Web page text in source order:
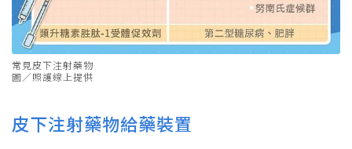
常見皮下注射藥物
圖／照護線上提供
皮下注射藥物給藥裝置